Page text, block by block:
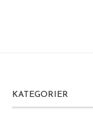
KATEGORIER